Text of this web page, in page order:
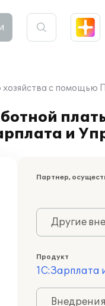
с
и
Партнер,
Другие
Продукт
1С:Зарплата